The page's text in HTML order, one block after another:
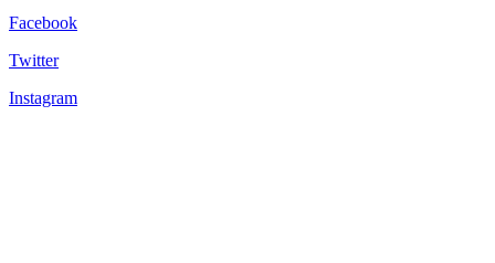
Facebook
Twitter
Instagram